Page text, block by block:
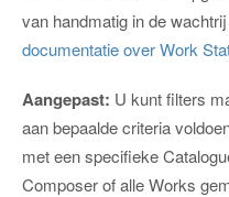
van handmatig in de
documentatie over Work
Aangepast: U kunt filters
aan bepaalde criteria
met een specifieke
Composer of alle Works